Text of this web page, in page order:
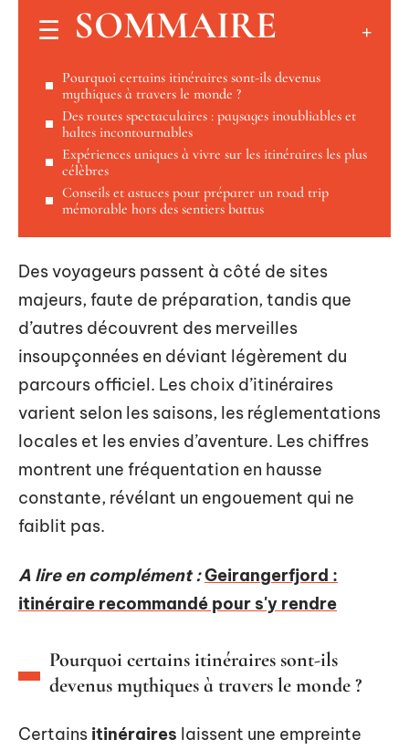
SOMMAIRE
Pourquoi certains itinéraires sont-ils devenus
mythiques à travers le monde ?
Des routes spectaculaires : paysages inoubliables et
haltes incontournables
Expériences uniques à vivre sur les itinéraires les plus
célèbres
Conseils et astuces pour préparer un road trip
mémorable hors des sentiers battus
Des voyageurs passent à côté de sites
majeurs, faute de préparation, tandis que
d’autres découvrent des merveilles
insoupçonnées en déviant légèrement du
parcours officiel. Les choix d’itinéraires
varient selon les saisons, les réglementations
locales et les envies d’aventure. Les chiffres
montrent une fréquentation en hausse
constante, révélant un engouement qui ne
faiblit pas.
A lire en complément :Geirangerfjord :
itinéraire recommandé pour s'y rendre
Pourquoi certains itinéraires sont-ils
devenus mythiques à travers le monde ?
Certains itinéraires laissent une empreinte